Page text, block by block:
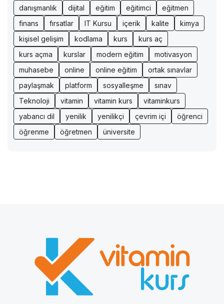
danışmanlık
dijital eğitim eğitimci
eğitmen
finans
fırsatlar IT Kursu içerik kalite
kimya
kişisel gelişim
kodlama kurs
kurs aç
kurs açma
kurslar modern eğitim
motivasyon
muhasebe
online online eğitim
ortak sınavlar
paylaşmak
platform sosyalleşme
sınav
Teknoloji
vitamin vitamin kurs
vitaminkurs
yabancı dil
yenilik yenilikçi çevrim içi
öğrenci
öğrenme
öğretmen üniversite